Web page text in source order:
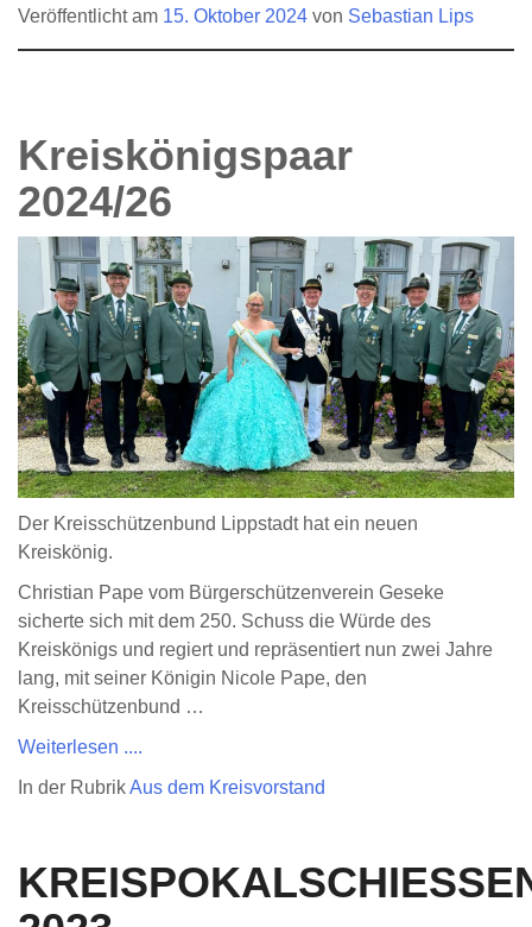
Veröffentlicht am 15. Oktober 2024 von Sebastian Lips
Kreiskönigspaar
2024/26
Der Kreisschützenbund Lippstadt hat ein neuen
Kreiskönig.
Christian Pape vom Bürgerschützenverein Geseke
sicherte sich mit dem 250. Schuss die Würde des
Kreiskönigs und regiert und repräsentiert nun zwei Jahre
lang, mit seiner Königin Nicole Pape, den
Kreisschützenbund …
Weiterlesen ....
In der RubrikAus dem Kreisvorstand
KREISPOKALSCHIESSEN